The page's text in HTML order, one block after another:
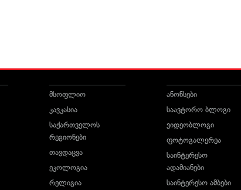
მსოფლიო
კავკასია
საქართველოს
რეგიონები
თავდაცვა
ეკოლოგია
რელიგია
ანონსები
საავტორო ბლოგი
ვიდეობლოგი
ფოტოგალერეა
საინტერესო
ადამიანები
საინტერესო ამბები